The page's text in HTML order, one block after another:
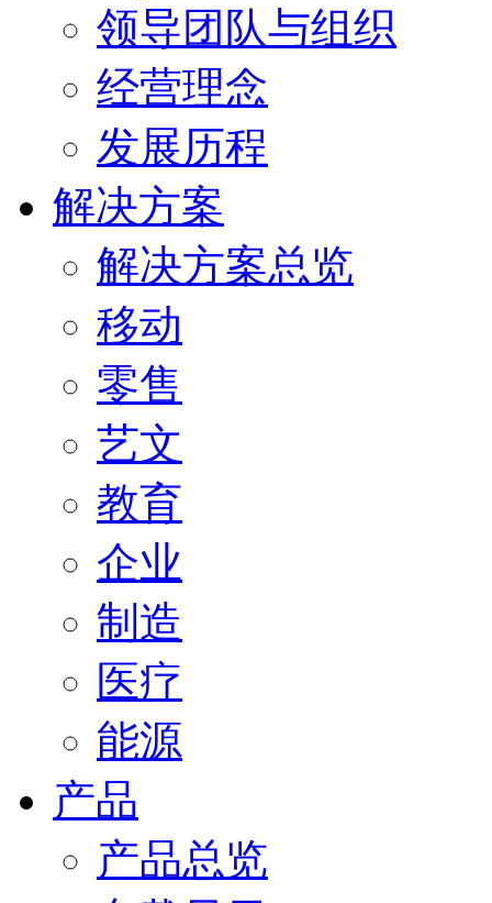
领导团队与组织
经营理念
发展历程
解决方案
解决方案总览
移动
零售
艺文
教育
企业
制造
医疗
能源
产品
产品总览